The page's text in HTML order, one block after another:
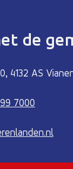
de
4132 AS
7000